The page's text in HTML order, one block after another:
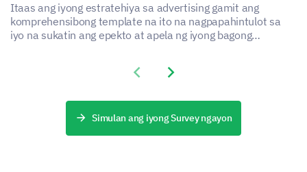
Itaas ang iyong estratehiya sa advertising gamit ang
komprehensibong template na ito na nagpapahintulot sa
iyo na sukatin ang epekto at apela ng iyong bagong
Previous slide
Next slide
Simulan ang iyong Survey ngayon